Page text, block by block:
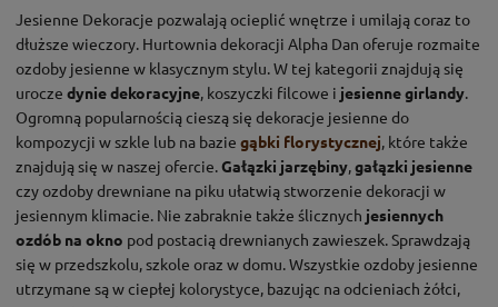
Jesienne Dekoracje pozwalają ocieplić wnętrze i umilają coraz to
dłuższe wieczory. Hurtownia dekoracji Alpha Dan oferuje rozmaite
ozdoby jesienne w klasycznym stylu. W tej kategorii znajdują się
urocze dynie dekoracyjne , koszyczki filcowe i jesienne girlandy
Ogromną popularnością cieszą się dekoracje jesienne do
kompozycji w szkle lub na bazie gąbki florystycznej , które także
znajdują się w naszej ofercie. Gałązki jarzębiny gałązki jesienne
czy ozdoby drewniane na piku ułatwią stworzenie dekoracji w
jesiennym klimacie. Nie zabraknie także ślicznych jesiennych
ozdób na okno pod postacią drewnianych zawieszek. Sprawdzają
się w przedszkolu, szkole oraz w domu. Wszystkie ozdoby jesienne
utrzymane są w ciepłej kolorystyce, bazując na odcieniach żółci,